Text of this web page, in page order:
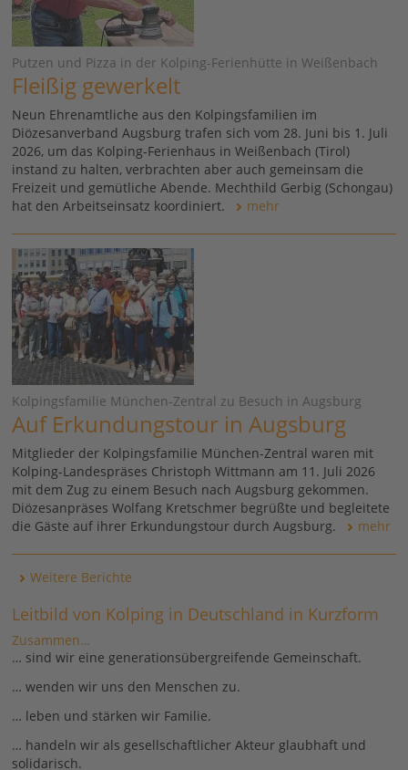
Putzen und Pizza in der Kolping-Ferienhütte in Weißenbach
Fleißig gewerkelt
Neun Ehrenamtliche aus den Kolpingsfamilien im
Diözesanverband Augsburg trafen sich vom 28. Juni bis 1. Juli
2026, um das Kolping-Ferienhaus in Weißenbach (Tirol)
instand zu halten, verbrachten aber auch gemeinsam die
Freizeit und gemütliche Abende. Mechthild Gerbig (Schongau)
hat den Arbeitseinsatz koordiniert.
mehr
Kolpingsfamilie München-Zentral zu Besuch in Augsburg
Auf Erkundungstour in Augsburg
Mitglieder der Kolpingsfamilie München-Zentral waren mit
Kolping-Landespräses Christoph Wittmann am 11. Juli 2026
mit dem Zug zu einem Besuch nach Augsburg gekommen.
Diözesanpräses Wolfang Kretschmer begrüßte und begleitete
die Gäste auf ihrer Erkundungstour durch Augsburg.
mehr
Weitere Berichte
Leitbild von Kolping in Deutschland in Kurzform
Zusammen…
… sind wir eine generationsübergreifende Gemeinschaft.
… wenden wir uns den Menschen zu.
… leben und stärken wir Familie.
… handeln wir als gesellschaftlicher Akteur glaubhaft und
solidarisch.